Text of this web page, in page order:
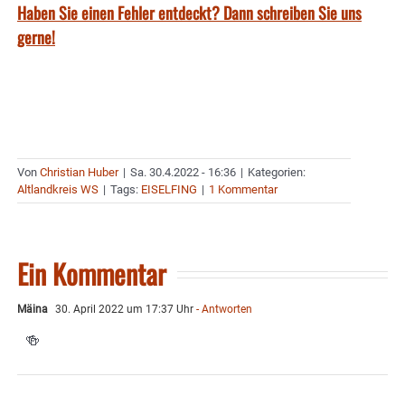
Haben Sie einen Fehler entdeckt? Dann schreiben Sie uns
gerne!
Von Christian Huber | Sa. 30.4.2022 - 16:36 | Kategorien:
Altlandkreis WS | Tags: EISELFING | 1 Kommentar
Ein Kommentar
Mäina 30. April 2022 um 17:37 Uhr - Antworten
🍻